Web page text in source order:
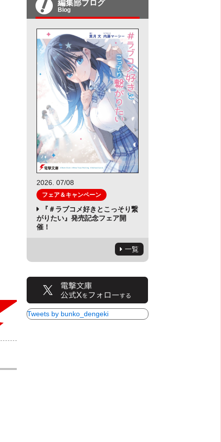
編集部ブログ
Blog
2026. 07/08
フェア＆キャンペーン
『＃ラブコメ好きとこっそり繋
がりたい』発売記念フェア開
催！
一覧
Tweets by bunko_dengeki